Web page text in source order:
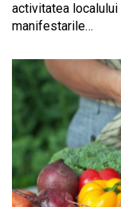
activitatea
manifestarile…